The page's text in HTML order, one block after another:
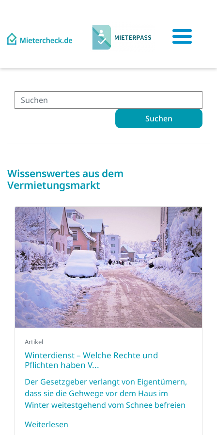
Suchen
Wissenswertes aus dem
Vermietungsmarkt
Artikel
Winterdienst – Welche Rechte und
Pflichten haben V...
Der Gesetzgeber verlangt von Eigentümern,
dass sie die Gehwege vor dem Haus im
Winter weitestgehend vom Schnee befreien
Weiterlesen